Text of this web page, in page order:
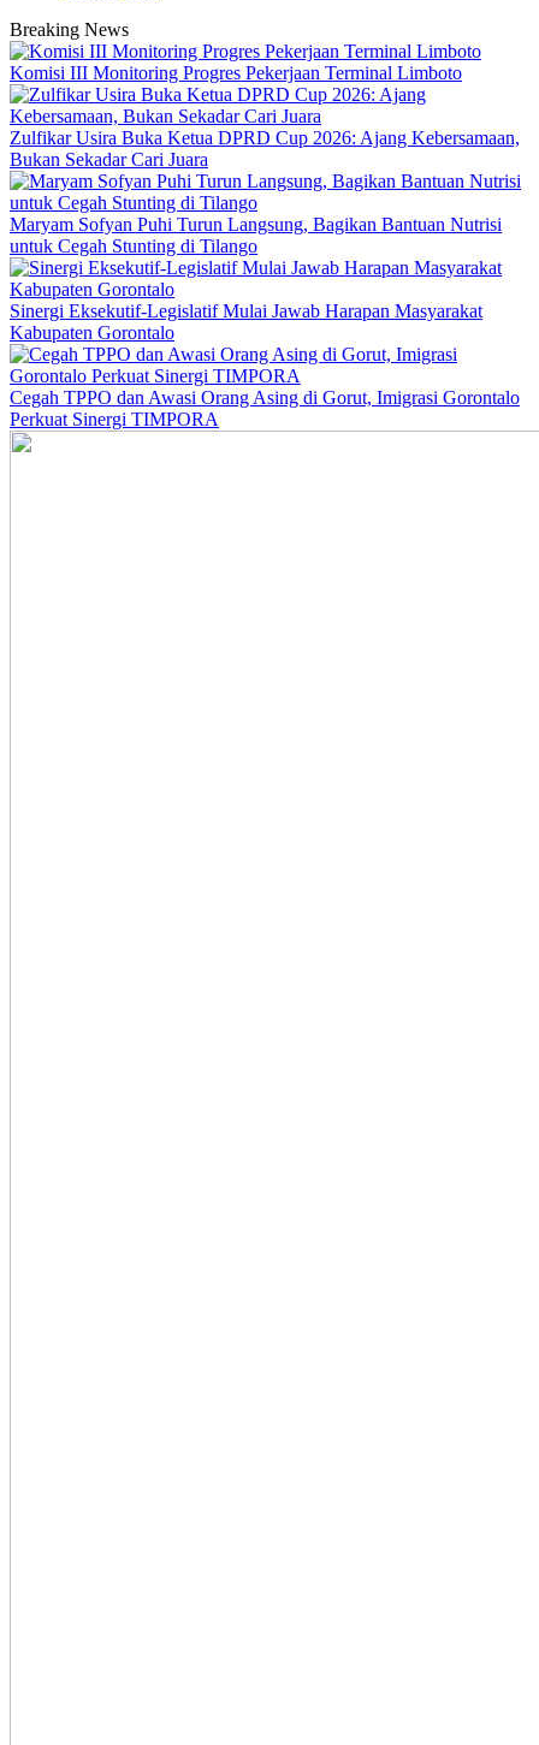
Breaking News
Komisi III Monitoring Progres Pekerjaan Terminal Limboto
Zulfikar Usira Buka Ketua DPRD Cup 2026: Ajang Kebersamaan,
Bukan Sekadar Cari Juara
Maryam Sofyan Puhi Turun Langsung, Bagikan Bantuan Nutrisi
untuk Cegah Stunting di Tilango
Sinergi Eksekutif-Legislatif Mulai Jawab Harapan Masyarakat
Kabupaten Gorontalo
Cegah TPPO dan Awasi Orang Asing di Gorut, Imigrasi Gorontalo
Perkuat Sinergi TIMPORA